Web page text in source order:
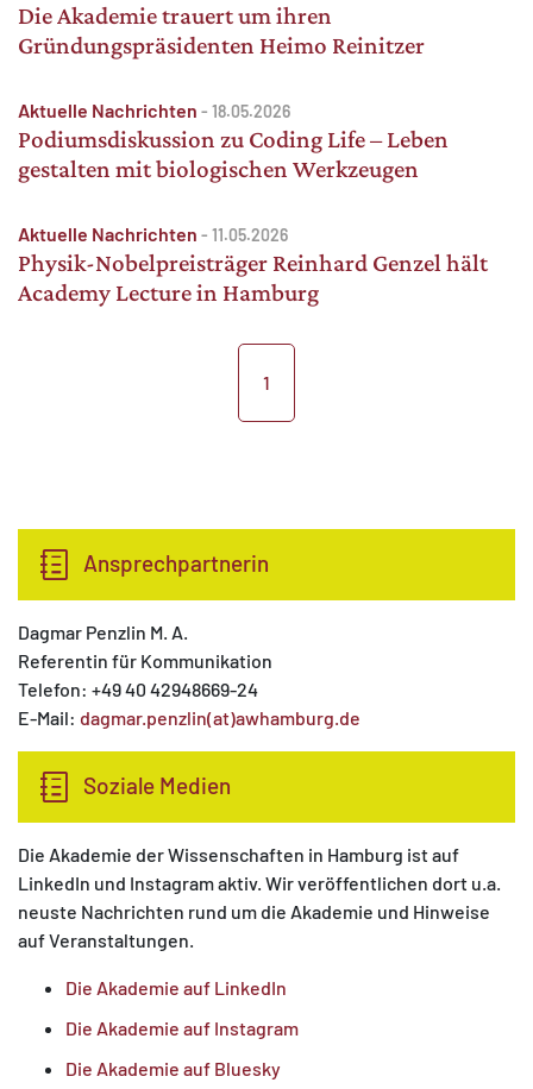
Die Akademie trauert um ihren
Gründungspräsidenten Heimo Reinitzer
Aktuelle Nachrichten - 18.05.2026
Podiumsdiskussion zu Coding Life – Leben
gestalten mit biologischen Werkzeugen
Aktuelle Nachrichten - 11.05.2026
Physik-Nobelpreisträger Reinhard Genzel hält
Academy Lecture in Hamburg
1
Ansprechpartnerin
Dagmar Penzlin M. A.
Referentin für Kommunikation
Telefon: +49 40 42948669-24
E-Mail: dagmar.penzlin(at)awhamburg.de
Soziale Medien
Die Akademie der Wissenschaften in Hamburg ist auf
LinkedIn und Instagram aktiv. Wir veröffentlichen dort u.a.
neuste Nachrichten rund um die Akademie und Hinweise
auf Veranstaltungen.
Die Akademie auf LinkedIn
Die Akademie auf Instagram
Die Akademie auf Bluesky